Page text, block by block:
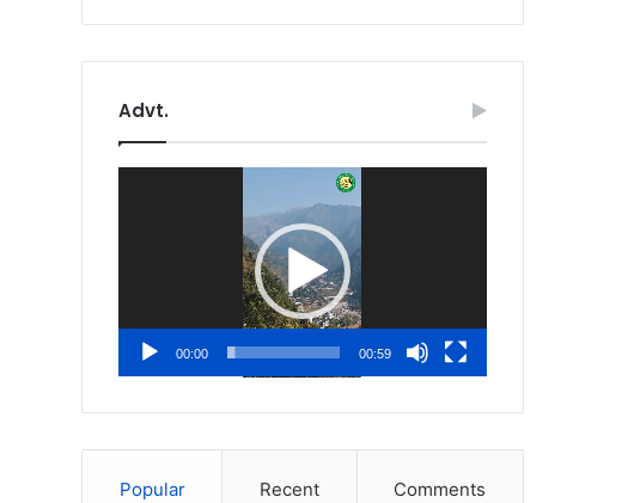
Advt.
00:00 00:59
Popular Recent Comments